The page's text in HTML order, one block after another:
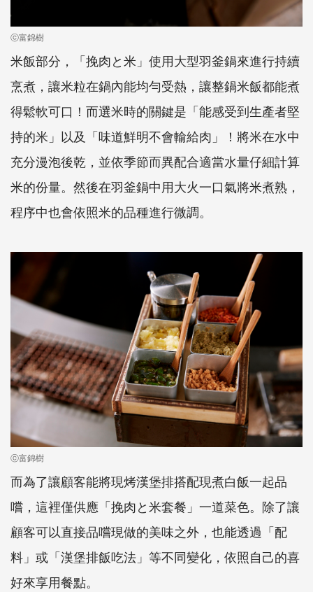
ⓒ富錦樹
米飯部分，「挽肉と米」使用大型羽釜鍋來進行持續
烹煮，讓米粒在鍋內能均勻受熱，讓整鍋米飯都能煮
得鬆軟可口！而選米時的關鍵是「能感受到生產者堅
持的米」以及「味道鮮明不會輸給肉」！將米在水中
充分漫泡後乾，並依季節而異配合適當水量仔細計算
米的份量。然後在羽釜鍋中用大火一口氣將米煮熟，
程序中也會依照米的品種進行微調。
ⓒ富錦樹
而為了讓顧客能將現烤漢堡排搭配現煮白飯一起品
嚐，這裡僅供應「挽肉と米套餐」一道菜色。除了讓
顧客可以直接品嚐現做的美味之外，也能透過「配
料」或「漢堡排飯吃法」等不同變化，依照自己的喜
好來享用餐點。